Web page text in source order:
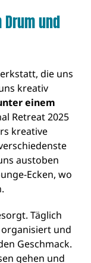
und
die uns
kreativ
einem
Retreat 2025
kreative
austoben
Ecken, wo
Täglich
und
Geschmack.
gehen und